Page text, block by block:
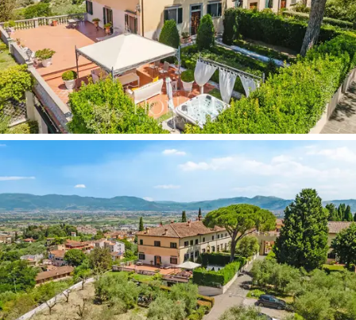
hardhouten vloer, verfraaid met smetteloos witte
sierzuilen en een majestueuzeopen haard van 'pietra
serena',
te midden van vergulde spiegels en
cassetteplafonds van zeldzame elegantie. Een op maat
gemaakte smeedijzeren trap verbindt harmonieus de
verschillende verdiepingen en slingert zich een weg
door kamers die zijn versierd met klassieke
kunstwerken en gebeeldhouwde bustes, die de
residentie een gecultiveerd en onderscheidend karakter
verlenen. Op de begane grond verwelkomt eendubbele
ontvangsthalmet zichtbare balken en een stenen
open haard gasten in een warme en verfijnde sfeer,
aangevuld met een formele eetkamer en badkamers
afgewerkt metfijn marmer.